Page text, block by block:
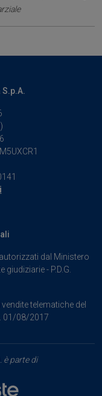
dal Ministero
- P.D.G.
telematiche del
01/08/2017
è parte di